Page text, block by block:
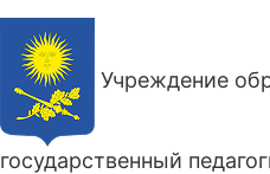
Учреждение
государственный